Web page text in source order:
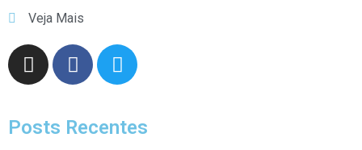
Veja Mais
Posts Recentes